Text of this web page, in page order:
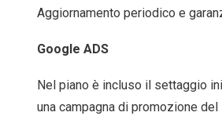
Aggiornamento periodico e
Google ADS
Nel piano è incluso il settaggio
una campagna di promozione